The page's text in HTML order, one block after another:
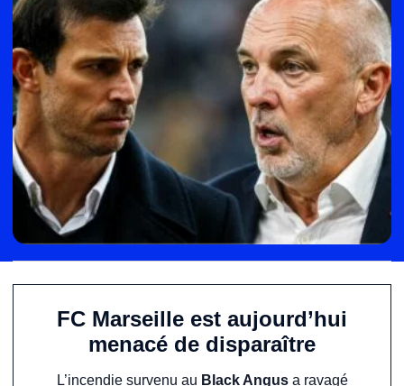
FC Marseille est aujourd’hui
menacé de disparaître
L’incendie survenu au Black Angusa ravagé